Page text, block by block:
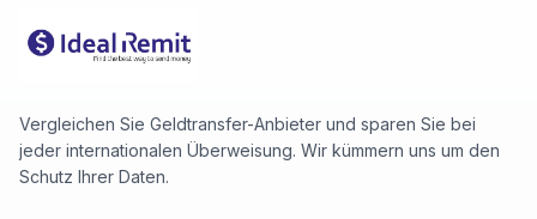
Vergleichen Sie Geldtransfer-Anbieter und sparen Sie bei
jeder internationalen Überweisung. Wir kümmern uns um den
Schutz Ihrer Daten.